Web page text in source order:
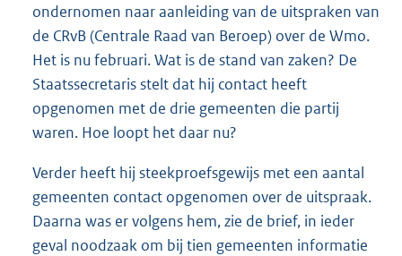
ondernomen naar aanleiding van de uitspraken van
de CRvB (Centrale Raad van Beroep) over de Wmo.
Het is nu februari. Wat is de stand van zaken? De
Staatssecretaris stelt dat hij contact heeft
opgenomen met de drie gemeenten die partij
waren. Hoe loopt het daar nu?
Verder heeft hij steekproefsgewijs met een aantal
gemeenten contact opgenomen over de uitspraak.
Daarna was er volgens hem, zie de brief, in ieder
geval noodzaak om bij tien gemeenten informatie